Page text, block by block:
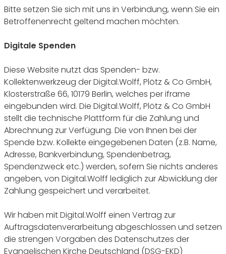
Bitte setzen Sie sich mit uns in Verbindung, wenn Sie ein
Betroffenenrecht geltend machen möchten.
Digitale Spenden
Diese Website nutzt das Spenden- bzw.
Kollektenwerkzeug der Digital.Wolff, Plötz & Co GmbH,
Klosterstraße 66, 10179 Berlin, welches per iframe
eingebunden wird. Die Digital.Wolff, Plötz & Co GmbH
stellt die technische Plattform für die Zahlung und
Abrechnung zur Verfügung. Die von Ihnen bei der
Spende bzw. Kollekte eingegebenen Daten (z.B. Name,
Adresse, Bankverbindung, Spendenbetrag,
Spendenzweck etc.) werden, sofern Sie nichts anderes
angeben, von Digital.Wolff lediglich zur Abwicklung der
Zahlung gespeichert und verarbeitet.
Wir haben mit Digital.Wolff einen Vertrag zur
Auftragsdatenverarbeitung abgeschlossen und setzen
die strengen Vorgaben des Datenschutzes der
Evangelischen Kirche Deutschland (DSG-EKD)